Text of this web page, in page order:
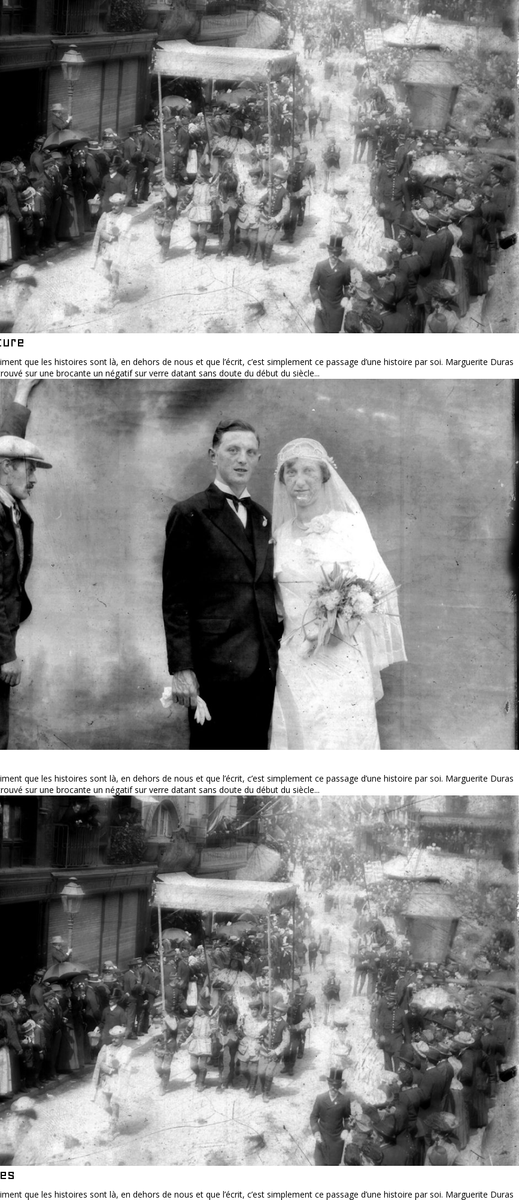
que les histoires sont là, en dehors de nous et que l’écrit, c’est simplement ce passage d’une histoire par soi. Marguerite Duras
sur une brocante un négatif sur verre datant sans doute du début du siècle...
que les histoires sont là, en dehors de nous et que l’écrit, c’est simplement ce passage d’une histoire par soi. Marguerite Duras
sur une brocante un négatif sur verre datant sans doute du début du siècle...
que les histoires sont là, en dehors de nous et que l’écrit, c’est simplement ce passage d’une histoire par soi. Marguerite Duras